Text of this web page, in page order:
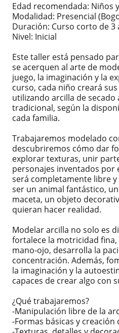
Edad recomendada: Niños
Modalidad: Presencial
Duración: Curso corto de 3
Nivel: Inicial
Este taller está pensado
se acerquen al arte de
juego, la imaginación y la
curso, cada niño creará
utilizando arcilla de secado
tradicional, según la
cada familia.
Trabajaremos modelado
descubriremos cómo dar
explorar texturas, unir
personajes inventados por
será completamente libre
ser un animal fantástico,
maceta, un objeto
quieran hacer realidad.
Modelar arcilla no solo es
fortalece la motricidad
mano-ojo, desarrolla la
concentración. Además,
la imaginación y la
capaces de crear algo con
¿Qué trabajaremos?
-Manipulación libre de la
-Formas básicas y